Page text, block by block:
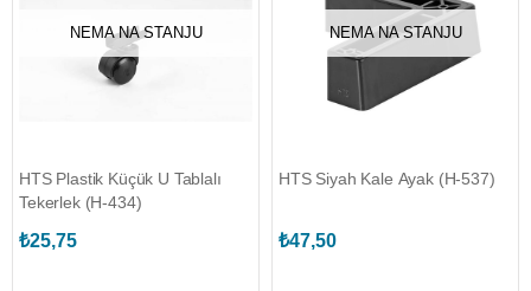
NEMA NA STANJU
HTS Plastik Küçük U Tablalı
Tekerlek (H-434)
₺25,75
NEMA NA STANJU
HTS Siyah Kale Ayak (H-537)
₺47,50